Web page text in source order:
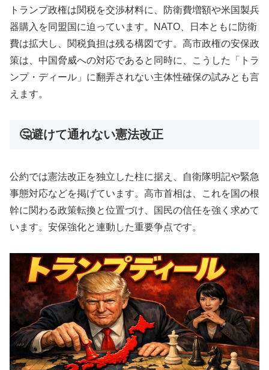
トランプ政権は関税を交渉材料に、防衛費増額や米国製兵
器購入を同盟国に迫っています。NATO、日本ともに防衛
費は拡大し、関税負担は残る構図です。高市政権の安保政
策は、中国脅威への対応であると同時に、こうした「トラ
ンプ・ディール」に翻弄されない主体性確保の試みとも言
えます。
🤔避けて通れない憲法改正
公約では憲法改正を独立した柱に据え、自衛隊明記や緊急
事態対応などを掲げています。高市首相は、これを国の根
幹に関わる政策転換と位置づけ、国民の信任を強く求めて
います。安保強化と連動した重要争点です。